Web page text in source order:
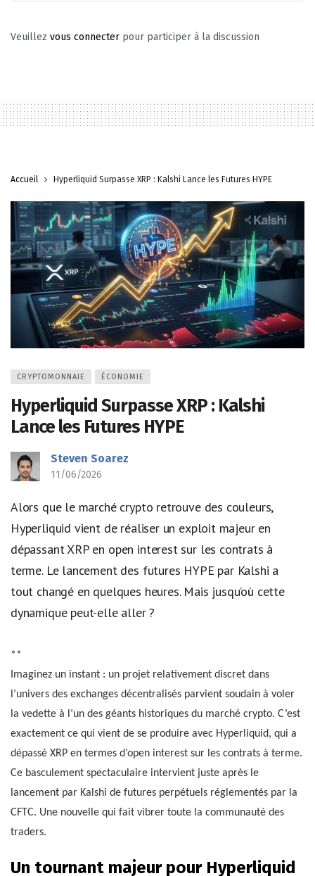
Veuillez vous connecter pour participer à la discussion
Accueil Hyperliquid Surpasse XRP : Kalshi Lance les Futures HYPE
CRYPTOMONNAIE ÉCONOMIE
Hyperliquid Surpasse XRP : Kalshi
Lance les Futures HYPE
Steven Soarez
11/06/2026
Alors que le marché crypto retrouve des couleurs,
Hyperliquid vient de réaliser un exploit majeur en
dépassant XRP en open interest sur les contrats à
terme. Le lancement des futures HYPE par Kalshi a
tout changé en quelques heures. Mais jusqu’où cette
dynamique peut-elle aller ?
**
Imaginez un instant : un projet relativement discret dans
l’univers des exchanges décentralisés parvient soudain à voler
la vedette à l’un des géants historiques du marché crypto. C’est
exactement ce qui vient de se produire avec Hyperliquid, qui a
dépassé XRP en termes d’open interest sur les contrats à terme.
Ce basculement spectaculaire intervient juste après le
lancement par Kalshi de futures perpétuels réglementés par la
CFTC. Une nouvelle qui fait vibrer toute la communauté des
traders.
Un tournant majeur pour Hyperliquid